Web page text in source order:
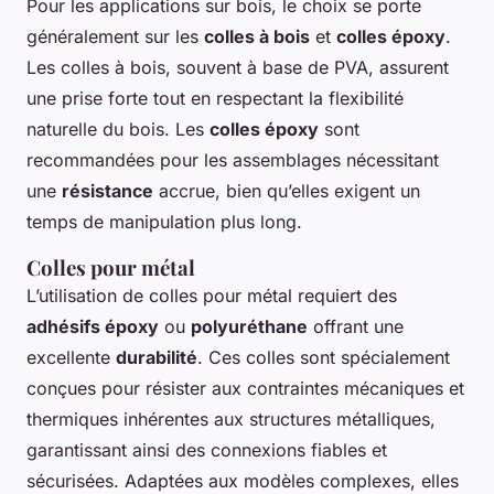
Pour les applications sur bois, le choix se porte
généralement sur les colles à bois et colles époxy.
Les colles à bois, souvent à base de PVA, assurent
une prise forte tout en respectant la flexibilité
naturelle du bois. Les colles époxy sont
recommandées pour les assemblages nécessitant
une résistance accrue, bien qu’elles exigent un
temps de manipulation plus long.
Colles pour métal
L’utilisation de colles pour métal requiert des
adhésifs époxy ou polyuréthane offrant une
excellente durabilité. Ces colles sont spécialement
conçues pour résister aux contraintes mécaniques et
thermiques inhérentes aux structures métalliques,
garantissant ainsi des connexions fiables et
sécurisées. Adaptées aux modèles complexes, elles